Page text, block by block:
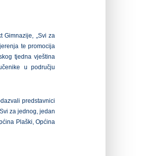
Gimnazije, „Svi za
te promocija
tjedna vještina
u području
predstavnici
za jednog, jedan
Plaški, Općina